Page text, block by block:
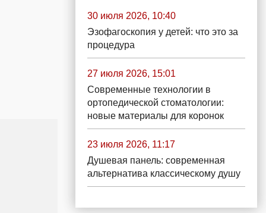
30 июля 2026, 10:40
Эзофагоскопия у детей: что это за
процедура
27 июля 2026, 15:01
Современные технологии в
ортопедической стоматологии:
новые материалы для коронок
23 июля 2026, 11:17
Душевая панель: современная
альтернатива классическому душу